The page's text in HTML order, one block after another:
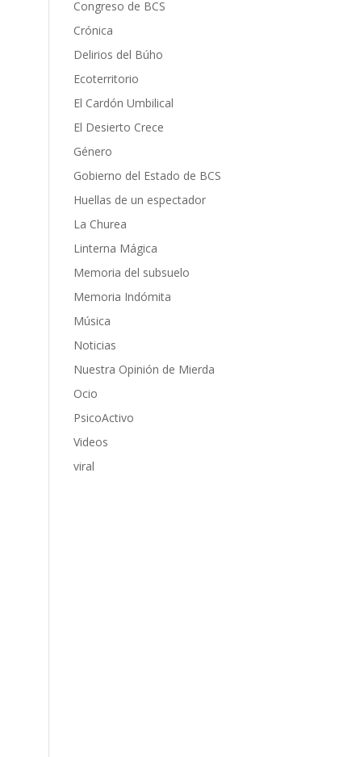
Congreso de BCS
Crónica
Delirios del Búho
Ecoterritorio
El Cardón Umbilical
El Desierto Crece
Género
Gobierno del Estado de BCS
Huellas de un espectador
La Churea
Linterna Mágica
Memoria del subsuelo
Memoria Indómita
Música
Noticias
Nuestra Opinión de Mierda
Ocio
PsicoActivo
Videos
viral